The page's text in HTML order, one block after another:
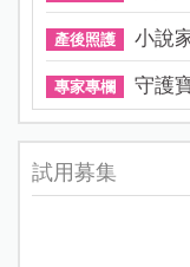
產後照護 小說
專家專欄 守護
試用募集